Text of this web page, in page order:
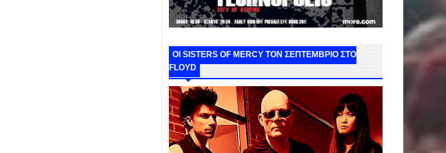
ΟΙ SISTERS OF MERCY ΤΟΝ ΣΕΠΤΕΜΒΡΙΟ ΣΤΟ
FLOYD